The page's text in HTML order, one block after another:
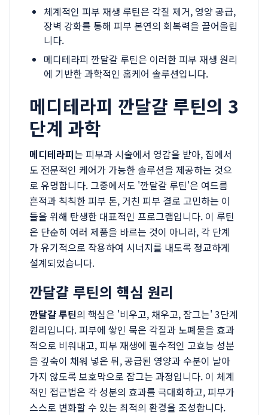
체계적인 피부 재생 루틴은 각질 제거, 영양 공급,
장벽 강화를 통해 피부 본연의 회복력을 끌어올립
니다.
메디테라피 깐달걀 루틴은 이러한 피부 재생 원리
에 기반한 과학적인 홈케어 솔루션입니다.
메디테라피 깐달걀 루틴의 3
단계 과학
메디테라피는 피부과 시술에서 영감을 받아, 집에서
도 전문적인 케어가 가능한 솔루션을 제공하는 것으
로 유명합니다. 그중에서도 '깐달걀 루틴'은 여드름
흔적과 칙칙한 피부 톤, 거친 피부 결로 고민하는 이
들을 위해 탄생한 대표적인 프로그램입니다. 이 루틴
은 단순히 여러 제품을 바르는 것이 아니라, 각 단계
가 유기적으로 작용하여 시너지를 내도록 정교하게
설계되었습니다.
깐달걀 루틴의 핵심 원리
깐달걀 루틴의 핵심은 '비우고, 채우고, 잠그는' 3단계
원리입니다. 피부에 쌓인 묵은 각질과 노폐물을 효과
적으로 비워내고, 피부 재생에 필수적인 고효능 성분
을 깊숙이 채워 넣은 뒤, 공급된 영양과 수분이 날아
가지 않도록 보호막으로 잠그는 과정입니다. 이 체계
적인 접근법은 각 성분의 효과를 극대화하고, 피부가
스스로 변화할 수 있는 최적의 환경을 조성합니다.